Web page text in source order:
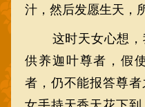
汁，然后发愿生天，
这时天女心想
供养迦叶尊者，假
者，仍不能报答尊